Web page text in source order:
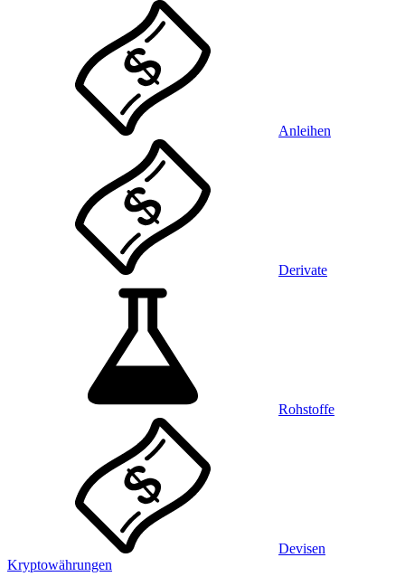
Anleihen
Derivate
Rohstoffe
Devisen
Kryptowährungen